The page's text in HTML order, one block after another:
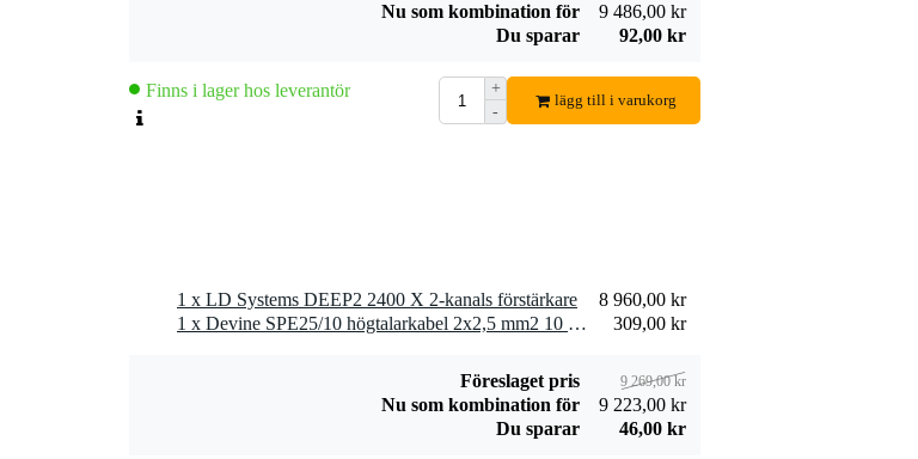
Procab CAB475-G
Nu som kombination för
9 486,00 kr
Du sparar
92,00 kr
Finns i lager hos leverantör
+
-
lägg till i varukorg
1 x LD Systems DEEP2 2400 X 2-kanals förstärkare
8 960,00 kr
1 x Devine SPE25/10 högtalarkabel 2x2,5 mm2 10 meter
309,00 kr
Föreslaget pris 9 269,00 kr
Nu som kombination för
9 223,00 kr
Du sparar
46,00 kr